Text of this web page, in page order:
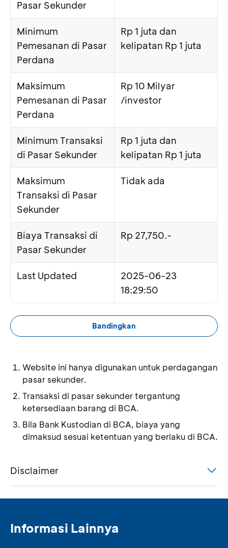
Pasar Sekunder
Minimum
Pemesanan di Pasar
Perdana
Rp 1 juta dan
kelipatan Rp 1 juta
Maksimum
Pemesanan di Pasar
Perdana
Rp 10 Milyar
/investor
Minimum Transaksi
di Pasar Sekunder
Rp 1 juta dan
kelipatan Rp 1 juta
Maksimum
Transaksi di Pasar
Sekunder
Tidak ada
Biaya Transaksi di
Pasar Sekunder
Rp 27,750.-
Last Updated
2025-06-23
18:29:50
Bandingkan
Website ini hanya digunakan untuk perdagangan
pasar sekunder.
Transaksi di pasar sekunder tergantung
ketersediaan barang di BCA.
Bila Bank Kustodian di BCA, biaya yang
dimaksud sesuai ketentuan yang berlaku di BCA.
Disclaimer
Informasi Lainnya